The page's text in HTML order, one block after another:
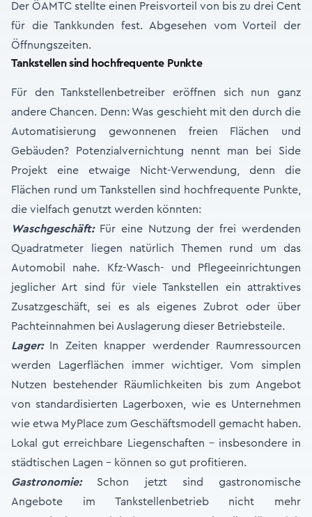
Der ÖAMTC stellte einen Preisvorteil von bis zu drei Cent
für die Tankkunden fest. Abgesehen vom Vorteil der
Öffnungszeiten.
Tankstellen sind hochfrequente Punkte
Für den Tankstellenbetreiber eröffnen sich nun ganz
andere Chancen. Denn: Was geschieht mit den durch die
Automatisierung gewonnenen freien Flächen und
Gebäuden? Potenzialvernichtung nennt man bei Side
Projekt eine etwaige Nicht-Verwendung, denn die
Flächen rund um Tankstellen sind hochfrequente Punkte,
die vielfach genutzt werden könnten:
Waschgeschäft:Für eine Nutzung der frei werdenden
Quadratmeter liegen natürlich Themen rund um das
Automobil nahe. Kfz-Wasch- und Pflegeeinrichtungen
jeglicher Art sind für viele Tankstellen ein attraktives
Zusatzgeschäft, sei es als eigenes Zubrot oder über
Pachteinnahmen bei Auslagerung dieser Betriebsteile.
Lager:In Zeiten knapper werdender Raumressourcen
werden Lagerflächen immer wichtiger. Vom simplen
Nutzen bestehender Räumlichkeiten bis zum Angebot
von standardisierten Lagerboxen, wie es Unternehmen
wie etwa MyPlace zum Geschäftsmodell gemacht haben.
Lokal gut erreichbare Liegenschaften – insbesondere in
städtischen Lagen – können so gut profitieren.
Gastronomie:Schon jetzt sind gastronomische
Angebote im Tankstellenbetrieb nicht mehr